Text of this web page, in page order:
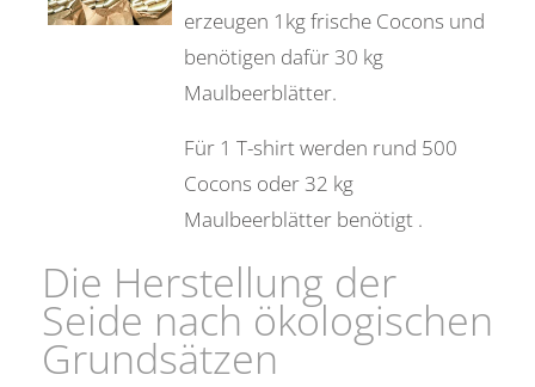
erzeugen 1kg frische Cocons und
benötigen dafür 30 kg
Maulbeerblätter.
Für 1 T-shirt werden rund 500
Cocons oder 32 kg
Maulbeerblätter benötigt .
Die Herstellung der
Seide nach ökologischen
Grundsätzen